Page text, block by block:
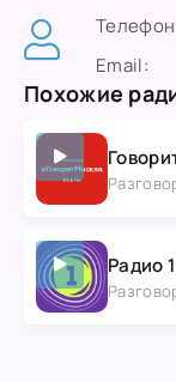
двери
Email:
Похожие
Радио 1